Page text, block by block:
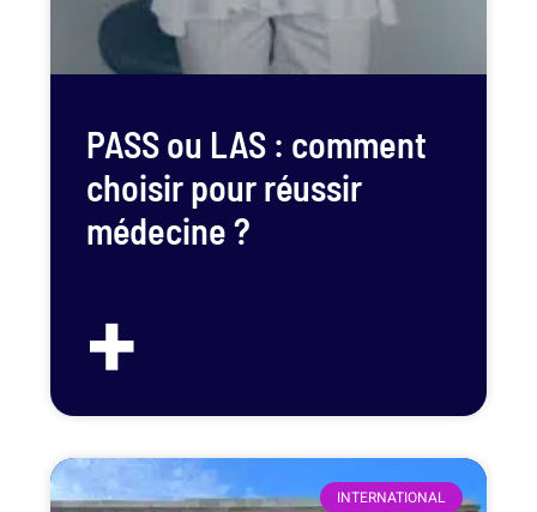
PASS ou LAS : comment
choisir pour réussir
médecine ?
+
INTERNATIONAL